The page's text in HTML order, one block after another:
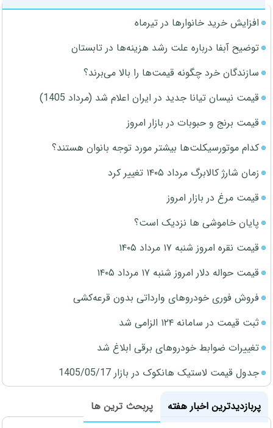
افزایش خرید خانوارها در تیرماه
توضیح آبفا درباره علت رشد هزینه‌ها در تابستان
سازندگان خرد چگونه قیمت‌ها را بالا می‌برند؟
قیمت نیسان تیانا جدید در ایران اعلام شد (مرداد 1405)
قیمت برنج و حبوبات در بازار امروز
کدام موتورسیکلت‌ها بیشتر مورد توجه بانوان هستند؟
زمان شارژ کالابرگ مرداد ۱۴۰۵ تغییر کرد
قیمت مرغ در بازار امروز
پایان خاموشی ها نزدیک است؟
قیمت نقره امروز شنبه ۱۷ مرداد ۱۴۰۵
قیمت حواله دلار امروز شنبه ۱۷ مرداد ۱۴۰۵
فروش فوری خودروهای وارداتی بدون قرعه‌کشی
ثبت قیمت در سامانه ۱۲۴ الزامی شد
تغییرات ضوابط خودروهای برقی ابلاغ شد
جدول قیمت لاستیک هانکوک در بازار 1405/05/17
پربازدیدترین اخبار هفته
پربحث ترین ها